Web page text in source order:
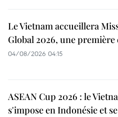
Le Vietnam accueillera
Global 2026, une première
04/08/2026 04:15
ASEAN Cup 2026 : le
s'impose en Indonésie et se